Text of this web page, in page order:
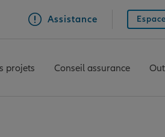
Assistance
projets Conseil assurance